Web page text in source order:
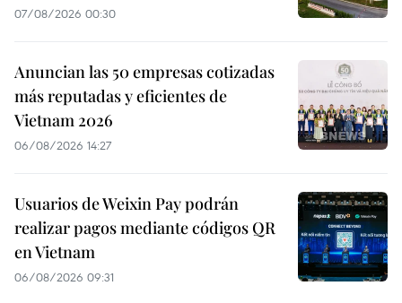
07/08/2026 00:30
Anuncian las 50 empresas cotizadas
más reputadas y eficientes de
Vietnam 2026
06/08/2026 14:27
Usuarios de Weixin Pay podrán
realizar pagos mediante códigos QR
en Vietnam
06/08/2026 09:31